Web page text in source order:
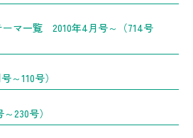
ーマ一覧 2010年4月号～（714号
～110号）
230号）